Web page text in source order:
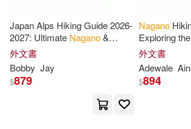
Ostadal(1) Rezaul(1)
Rin/ Nibley(1) Rowan(1)
Japan Alps Hiking Guide 2026-
2027: Ultimate Nagano&
Kamikochi Trekking Routes,
Mount Fuji Views, Hidden
Mountain
外文書
Bobby Jay
$879
Nagano
Exploring
Through
Paths and
外文書
Adewale
$894